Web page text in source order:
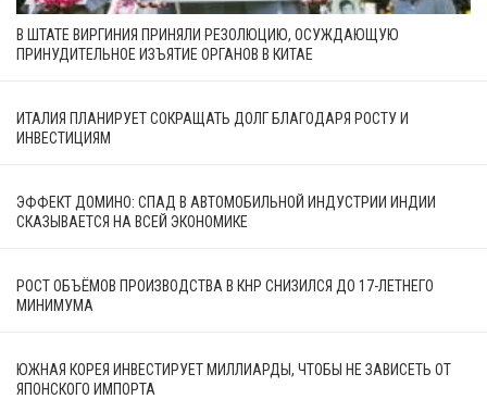
В ШТАТЕ ВИРГИНИЯ ПРИНЯЛИ РЕЗОЛЮЦИЮ, ОСУЖДАЮЩУЮ
ПРИНУДИТЕЛЬНОЕ ИЗЪЯТИЕ ОРГАНОВ В КИТАЕ
ИТАЛИЯ ПЛАНИРУЕТ СОКРАЩАТЬ ДОЛГ БЛАГОДАРЯ РОСТУ И
ИНВЕСТИЦИЯМ
ЭФФЕКТ ДОМИНО: СПАД В АВТОМОБИЛЬНОЙ ИНДУСТРИИ ИНДИИ
СКАЗЫВАЕТСЯ НА ВСЕЙ ЭКОНОМИКЕ
РОСТ ОБЪЁМОВ ПРОИЗВОДСТВА В КНР СНИЗИЛСЯ ДО 17-ЛЕТНЕГО
МИНИМУМА
ЮЖНАЯ КОРЕЯ ИНВЕСТИРУЕТ МИЛЛИАРДЫ, ЧТОБЫ НЕ ЗАВИСЕТЬ ОТ
ЯПОНСКОГО ИМПОРТА